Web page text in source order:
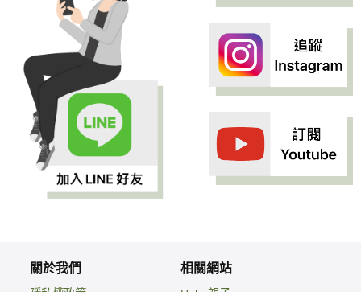
關於我們 相關網站